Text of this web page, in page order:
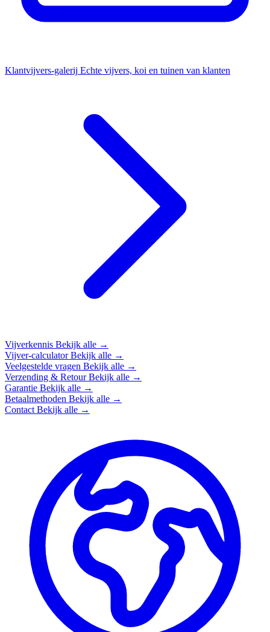
Klantvijvers-galerij Echte vijvers, koi en tuinen van klanten
Vijverkennis Bekijk alle →
Vijver-calculatorBekijk alle →
Veelgestelde vragen Bekijk alle →
Verzending & RetourBekijk alle →
Garantie Bekijk alle →
Betaalmethoden Bekijk alle →
Contact Bekijk alle →